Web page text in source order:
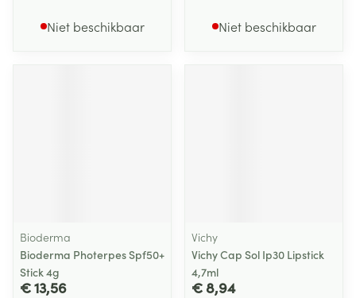
Niet beschikbaar Niet beschikbaar
Bioderma
Bioderma Photerpes Spf50+
Stick 4g
€ 13,56
Vichy
Vichy Cap Sol Ip30 Lipstick
4,7ml
€ 8,94